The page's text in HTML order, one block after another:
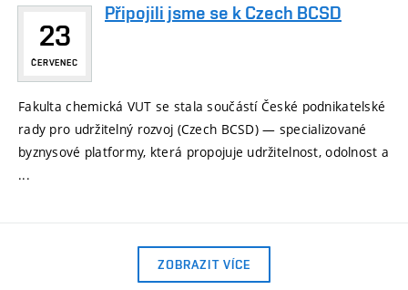
23
ČERVENEC
Připojili jsme se k Czech BCSD
Fakulta chemická VUT se stala součástí České podnikatelské
rady pro udržitelný rozvoj (Czech BCSD) — specializované
byznysové platformy, která propojuje udržitelnost, odolnost a
...
ZOBRAZIT VÍCE